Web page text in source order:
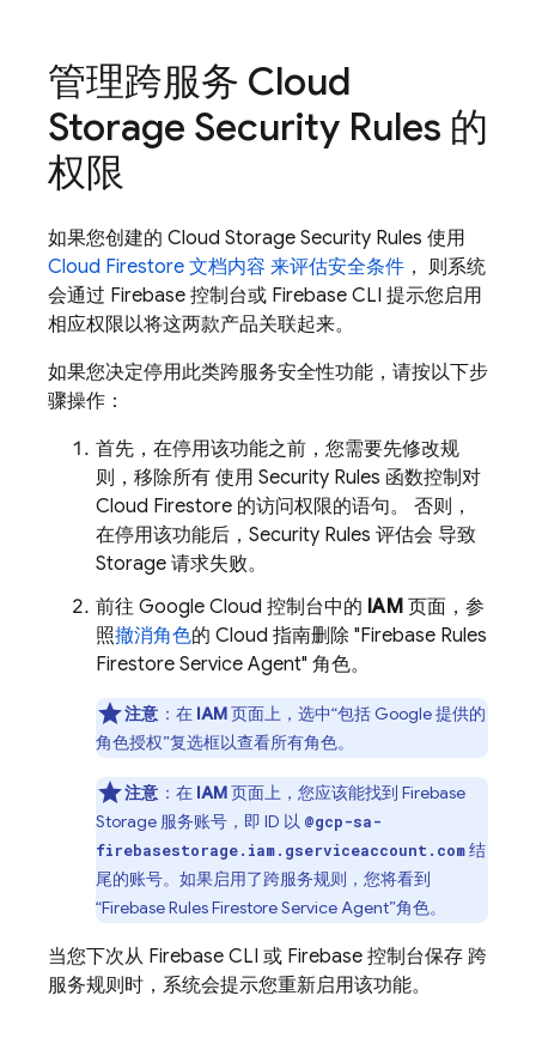
管理跨服务 Cloud
Storage Security Rules 的
权限
如果您创建的 Cloud Storage Security Rules 使用
Cloud Firestore 文档内容 来评估安全条件 ， 则系统
会通过 Firebase 控制台或 Firebase CLI 提示您启用
相应权限以将这两款产品关联起来。
如果您决定停用此类跨服务安全性功能，请按以下步
骤操作：
首先，在停用该功能之前，您需要先修改规
则，移除所有 使用 Security Rules 函数控制对
Cloud Firestore 的访问权限的语句。 否则，
在停用该功能后， Security Rules 评估会 导致
Storage 请求失败。
前往 Google Cloud 控制台中的 IAM页面，参
照撤消角色的 Cloud 指南删除 "Firebase Rules
Firestore Service Agent" 角色。
注意 ：在 IAM页面上，选中“包括 Google 提供的
角色授权”复选框以查看所有角色。
注意 ：在 IAM页面上，您应该能找到 Firebase
Storage 服务账号，即 ID 以 @gcp-sa-
firebasestorage.iam.gserviceaccount.com结
尾的账号。如果启用了跨服务规则，您将看到
“Firebase Rules Firestore Service Agent”角色。
当您下次从 Firebase CLI 或 Firebase 控制台保存 跨
服务规则时，系统会提示您重新启用该功能。